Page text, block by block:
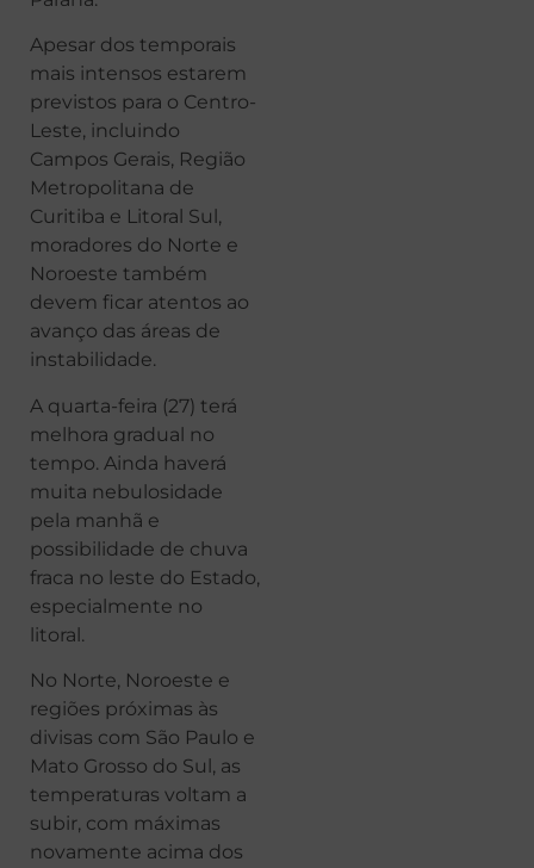
Apesar dos temporais
mais intensos estarem
previstos para o Centro-
Leste, incluindo
Campos Gerais, Região
Metropolitana de
Curitiba e Litoral Sul,
moradores do Norte e
Noroeste também
devem ficar atentos ao
avanço das áreas de
instabilidade.
A quarta-feira (27) terá
melhora gradual no
tempo. Ainda haverá
muita nebulosidade
pela manhã e
possibilidade de chuva
fraca no leste do Estado,
especialmente no
litoral.
No Norte, Noroeste e
regiões próximas às
divisas com São Paulo e
Mato Grosso do Sul, as
temperaturas voltam a
subir, com máximas
novamente acima dos